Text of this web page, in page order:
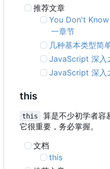
推荐文章
You Don't Know
一章节
几种基本类型简
JavaScript 深入
JavaScript 深入
this
this
算是不少初学者容
它很重要，务必掌握。
文档
this